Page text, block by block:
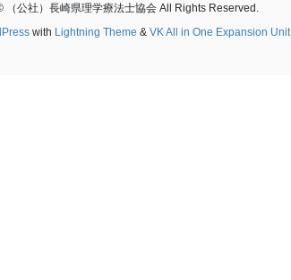
（公社）長崎県理学療法士協会 All Rights Reserved.
with Lightning Theme & VK All in One Expansion Unit